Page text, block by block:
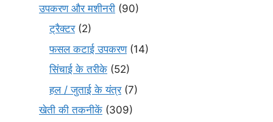
उपकरण और मशीनरी (90)
ट्रैक्टर(2)
फसल कटाई उपकरण(14)
सिंचाई के तरीके (52)
हल / जुताई के यंत्र(7)
खेती की तकनीकें (309)